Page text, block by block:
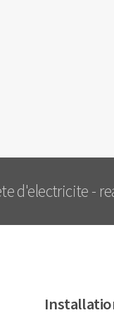
d'electricite -